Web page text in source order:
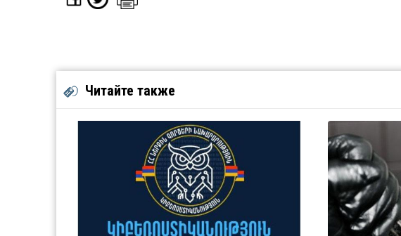
Читайте также